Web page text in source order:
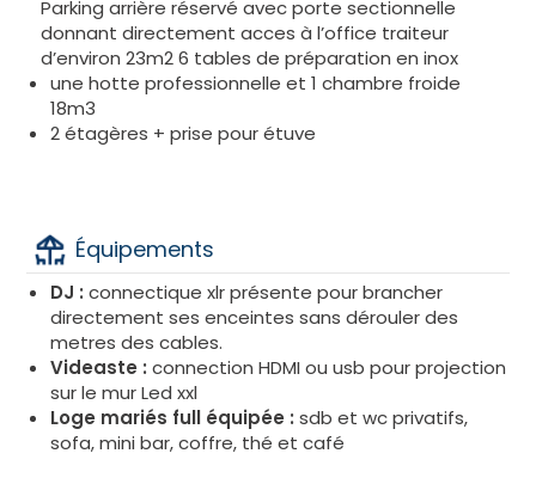
Parking arrière réservé avec porte sectionnelle
donnant directement acces à l’office traiteur
d’environ 23m2 6 tables de préparation en inox
une hotte professionnelle et 1 chambre froide
18m3
2 étagères + prise pour étuve
Équipements
DJ : connectique xlr présente pour brancher
directement ses enceintes sans dérouler des
metres des cables.
Videaste : connection HDMI ou usb pour projection
sur le mur Led xxl
Loge mariés full équipée : sdb et wc privatifs,
sofa, mini bar, coffre, thé et café